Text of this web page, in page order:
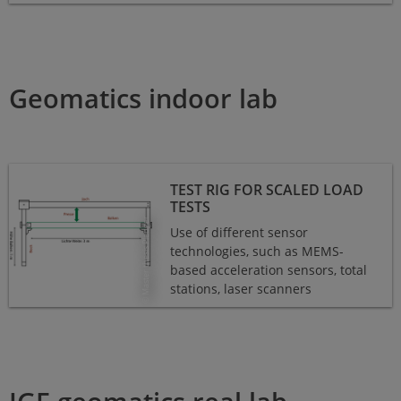
Geomatics indoor lab
© Master thesis Pleuger
TEST RIG FOR SCALED LOAD
TESTS
Use of different sensor
technologies, such as MEMS-
based acceleration sensors, total
stations, laser scanners